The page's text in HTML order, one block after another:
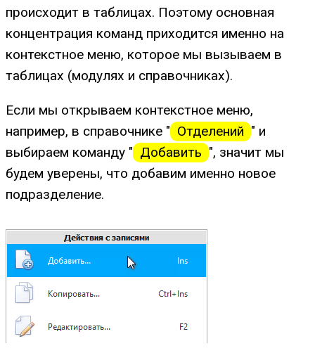
происходит в таблицах. Поэтому основная
концентрация команд приходится именно на
контекстное меню, которое мы вызываем в
таблицах (модулях и справочниках).
Если мы открываем контекстное меню,
например, в справочнике " Отделений " и
выбираем команду " Добавить ", значит мы
будем уверены, что добавим именно новое
подразделение.